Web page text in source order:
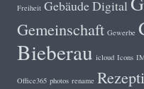
Freiheit Gebäude Digital
Gemeinschaft Gewerbe
Bieberau icloud Icons
Office365 photos rename